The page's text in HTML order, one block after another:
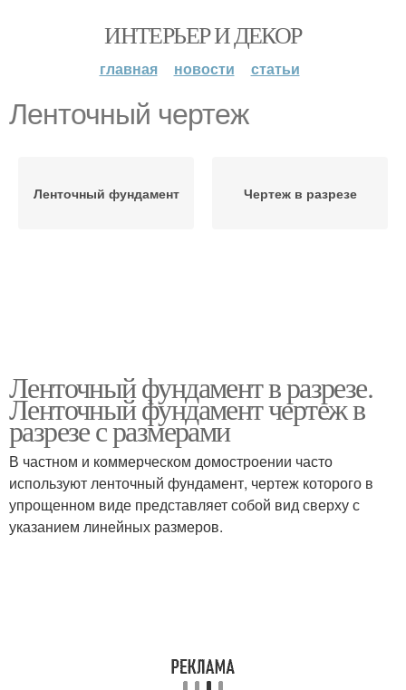
ИНТЕРЬЕР И ДЕКОР
главная новости статьи
Ленточный чертеж
Ленточный фундамент Чертеж в разрезе
Ленточный фундамент в разрезе.
Ленточный фундамент чертеж в
разрезе с размерами
В частном и коммерческом домостроении часто
используют ленточный фундамент, чертеж которого в
упрощенном виде представляет собой вид сверху с
указанием линейных размеров.